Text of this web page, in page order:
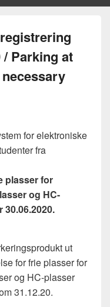
/ Parking at
for elektroniske
fra
plasser for
og HC-
ut
for frie plasser for
og HC-plasser
31.12.20.